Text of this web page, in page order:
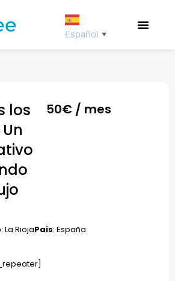
Español ▼
los
50€ / mes
: La RiojaPais: España